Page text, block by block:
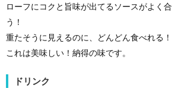
ローフにコクと旨味が出てるソースがよく合
う！
重たそうに見えるのに、どんどん食べれる！
これは美味しい！納得の味です。
ドリンク